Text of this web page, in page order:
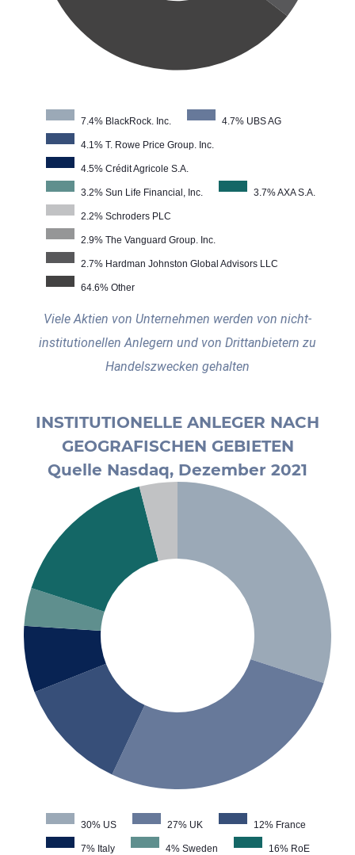
7.4% BlackRock. Inc. 4.7% UBS AG
4.1% T. Rowe Price Group. Inc.
4.5% Crédit Agricole S.A.
3.2% Sun Life Financial, Inc. 3.7% AXA S.A.
2.2% Schroders PLC
2.9% The Vanguard Group. Inc.
2.7% Hardman Johnston Global Advisors LLC
64.6% Other
Viele Aktien von Unternehmen werden von nicht-
institutionellen Anlegern und von Drittanbietern zu
Handelszwecken gehalten
INSTITUTIONELLE ANLEGER NACH
GEOGRAFISCHEN GEBIETEN
Quelle Nasdaq, Dezember 2021
30% US 27% UK 12% France
7% Italy 4% Sweden 16% RoE